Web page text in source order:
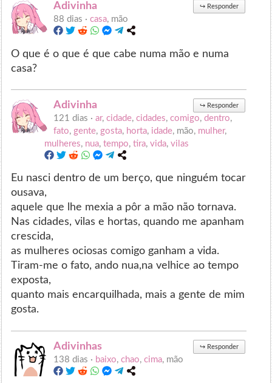
Adivinha ↪ Responder
88 dias ·casa, mão
O que é o que é que cabe numa mão e numa
casa?
Adivinha ↪ Responder
121 dias ·ar,cidade,cidades,comigo,dentro,
fato, gente, gosta, horta, idade, mão, mulher,
mulheres, nua,tempo,tira,vida,vilas
Eu nasci dentro de um berço, que ninguém tocar
ousava,
aquele que lhe mexia a pôr a mão não tornava.
Nas cidades, vilas e hortas, quando me apanham
crescida,
as mulheres ociosas comigo ganham a vida.
Tiram-me o fato, ando nua,na velhice ao tempo
exposta,
quanto mais encarquilhada, mais a gente de mim
gosta.
Adivinhas ↪ Responder
138 dias · baixo,chao,cima, mão